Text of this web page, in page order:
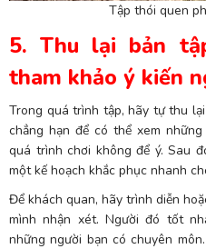
Tập thói quen
5. Thu lại bản
tham khảo ý kiến
Trong quá trình tập, hãy tự thu
chẳng hạn để có thể xem
quá trình chơi không để ý. Sau
một kế hoạch khắc phục nhanh
Để khách quan, hãy trình diễn
mình nhận xét. Người đó tốt
những người bạn có chuyên